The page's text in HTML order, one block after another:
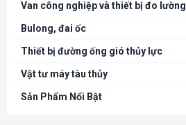
Van công nghiệp và thiết bị đo lường
Bulong, đai ốc
Thiết bị đường ống gió thủy lực
Vật tư máy tàu thủy
Sản Phẩm Nổi Bật